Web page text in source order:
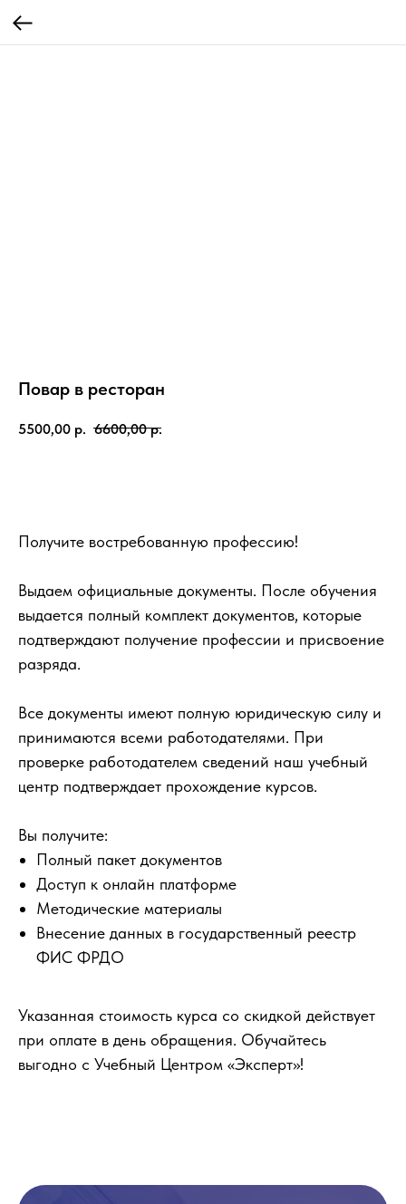
Повар в ресторан
5500,00 р. 6600,00 р.
Получите востребованную профессию!
Выдаем официальные документы. После обучения
выдается полный комплект документов, которые
подтверждают получение профессии и присвоение
разряда.
Все документы имеют полную юридическую силу и
принимаются всеми работодателями. При
проверке работодателем сведений наш учебный
центр подтверждает прохождение курсов.
Вы получите:
Полный пакет документов
Доступ к онлайн платформе
Методические материалы
Внесение данных в государственный реестр
ФИС ФРДО
Указанная стоимость курса со скидкой действует
при оплате в день обращения. Обучайтесь
выгодно с Учебный Центром «Эксперт»!